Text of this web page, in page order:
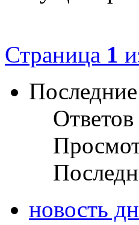
Страница 1
Ответов
новость